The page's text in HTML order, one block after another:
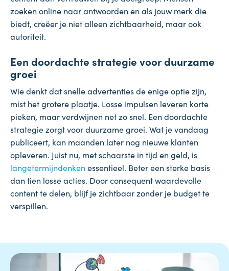
zoeken online naar antwoorden en als jouw merk die
biedt, creëer je niet alleen zichtbaarheid, maar ook
autoriteit.
Een doordachte strategie voor duurzame
groei
Wie denkt dat snelle advertenties de enige optie zijn,
mist het grotere plaatje. Losse impulsen leveren korte
pieken, maar verdwijnen net zo snel. Een doordachte
strategie zorgt voor duurzame groei. Wat je vandaag
publiceert, kan maanden later nog nieuwe klanten
opleveren. Juist nu, met schaarste in tijd en geld, is
langetermijndenken essentieel. Beter een sterke basis
dan tien losse acties. Door consequent waardevolle
content te delen, blijf je zichtbaar zonder je budget te
verspillen.